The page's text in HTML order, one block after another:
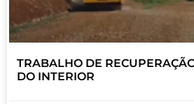
TRABALHO DE
DO INTERIOR